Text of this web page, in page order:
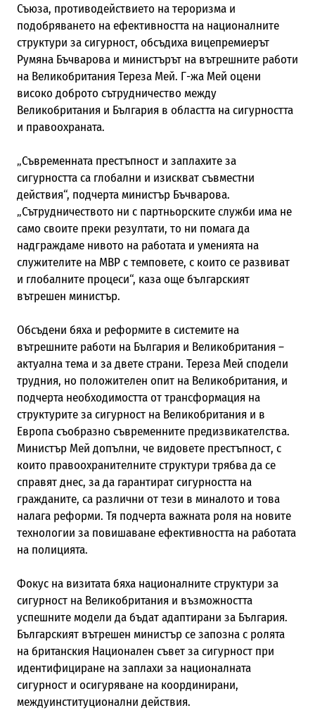
Съюза, противодействието на тероризма и
подобряването на ефективността на националните
структури за сигурност, обсъдиха вицепремиерът
Румяна Бъчварова и министърът на вътрешните работи
на Великобритания Тереза Мей. Г-жа Мей оцени
високо доброто сътрудничество между
Великобритания и България в областта на сигурността
и правоохраната.
„Съвременната престъпност и заплахите за
сигурността са глобални и изискват съвместни
действия“, подчерта министър Бъчварова.
„Сътрудничеството ни с партньорските служби има не
само своите преки резултати, то ни помага да
надграждаме нивото на работата и уменията на
служителите на МВР с темповете, с които се развиват
и глобалните процеси“, каза още българският
вътрешен министър.
Обсъдени бяха и реформите в системите на
вътрешните работи на България и Великобритания –
актуална тема и за двете страни. Тереза Мей сподели
трудния, но положителен опит на Великобритания, и
подчерта необходимостта от трансформация на
структурите за сигурност на Великобритания и в
Европа съобразно съвременните предизвикателства.
Министър Мей допълни, че видовете престъпност, с
които правоохранителните структури трябва да се
справят днес, за да гарантират сигурността на
гражданите, са различни от тези в миналото и това
налага реформи. Тя подчерта важната роля на новите
технологии за повишаване ефективността на работата
на полицията.
Фокус на визитата бяха националните структури за
сигурност на Великобритания и възможността
успешните модели да бъдат адаптирани за България.
Българският вътрешен министър се запозна с ролята
на британския Национален съвет за сигурност при
идентифициране на заплахи за националната
сигурност и осигуряване на координирани,
междуинституционални действия.